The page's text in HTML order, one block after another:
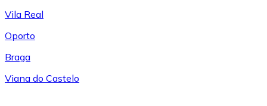
Vila Real
Oporto
Braga
Viana do Castelo